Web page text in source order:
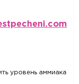
уровень аммиака